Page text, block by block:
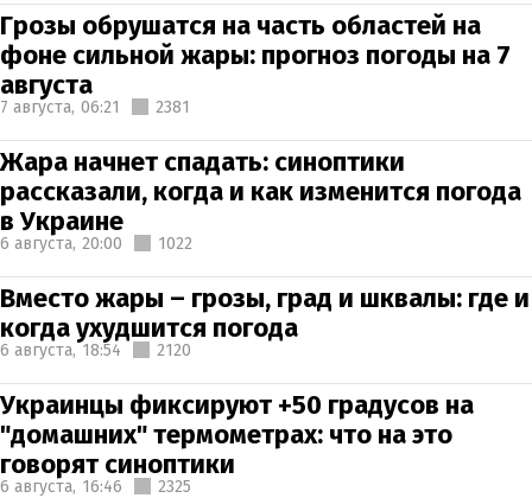
Грозы обрушатся на часть областей на
фоне сильной жары: прогноз погоды на 7
августа
7 августа, 06:21 2381
Жара начнет спадать: синоптики
рассказали, когда и как изменится погода
в Украине
6 августа, 20:00 1022
Вместо жары – грозы, град и шквалы: где и
когда ухудшится погода
6 августа, 18:54 2120
Украинцы фиксируют +50 градусов на
"домашних" термометрах: что на это
говорят синоптики
6 августа, 16:46 2325